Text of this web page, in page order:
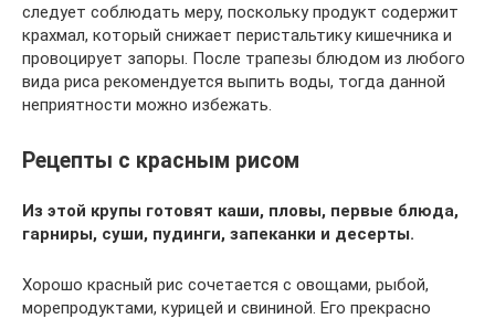
следует соблюдать меру, поскольку продукт содержит
крахмал, который снижает перистальтику кишечника и
провоцирует запоры. После трапезы блюдом из любого
вида риса рекомендуется выпить воды, тогда данной
неприятности можно избежать.
Рецепты с красным рисом
Из этой крупы готовят каши, пловы, первые блюда,
гарниры, суши, пудинги, запеканки и десерты.
Хорошо красный рис сочетается с овощами, рыбой,
морепродуктами, курицей и свининой. Его прекрасно